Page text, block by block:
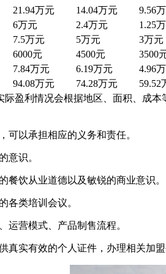
21.94万元 14.04万元
9.56
6万元 2.4万元
1.25
7.5万元 5万元
3万元
6000元 4500元
3500
7.84万元 6.19万元
4.96
94.08万元 74.28万元
59.52
盈利情况会根据地区、面积、成本
可以承担相应的义务和责任。
意识。
餐饮从业道德以及敏锐的商业意识。
各类培训会议。
运营模式、产品制售流程。
真实有效的个人证件，办理相关加